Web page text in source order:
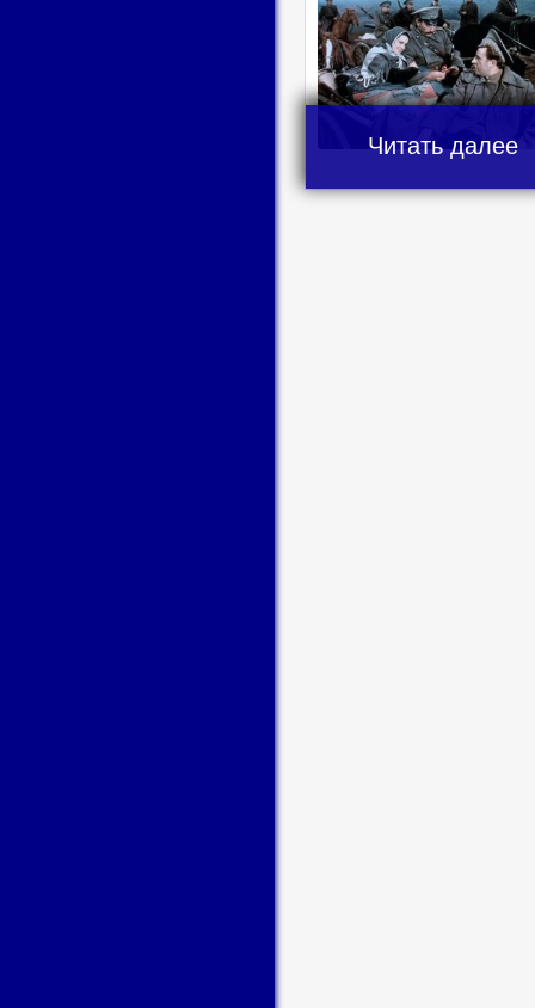
Читать далее